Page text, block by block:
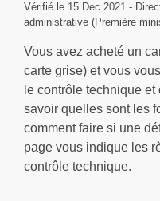
Vérifié le 15 Dec 2021 -
administrative (Première
Vous avez acheté un
carte grise) et vous
le contrôle technique
savoir quelles sont les
comment faire si une
page vous indique les
contrôle technique.